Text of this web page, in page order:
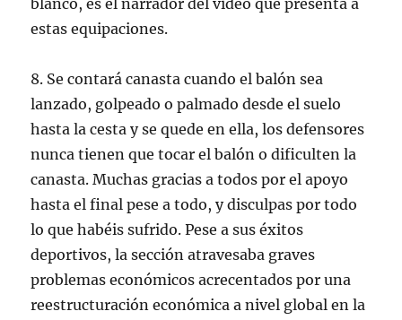
blanco, es el narrador del video que presenta a
estas equipaciones.
8. Se contará canasta cuando el balón sea
lanzado, golpeado o palmado desde el suelo
hasta la cesta y se quede en ella, los defensores
nunca tienen que tocar el balón o dificulten la
canasta. Muchas gracias a todos por el apoyo
hasta el final pese a todo, y disculpas por todo
lo que habéis sufrido. Pese a sus éxitos
deportivos, la sección atravesaba graves
problemas económicos acrecentados por una
reestructuración económica a nivel global en la